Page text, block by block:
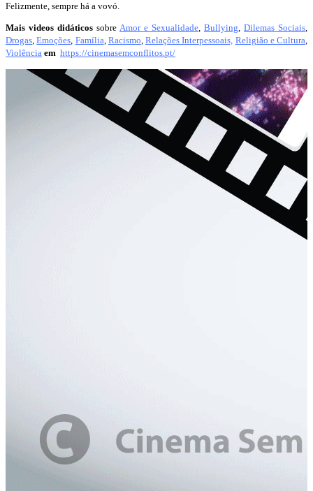
Felizmente, sempre há a vovó.
Mais videos didáticos sobre Amor e Sexualidade, Bullying, Dilemas Sociais,
Drogas,Emoções, Família, Racismo, Relações Interpessoais, Religião e Cultura,
Violência em https://cinemasemconflitos.pt/